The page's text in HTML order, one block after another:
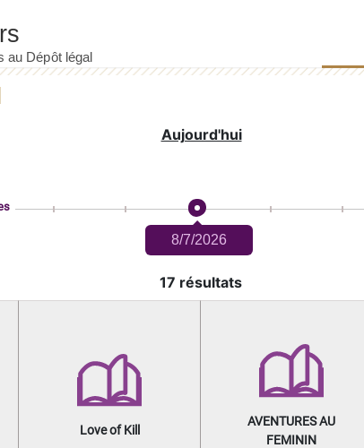
Aujourd'hui
8/7/2026
17 résultats
Love of Kill
AVENTURES AU
FEMININ